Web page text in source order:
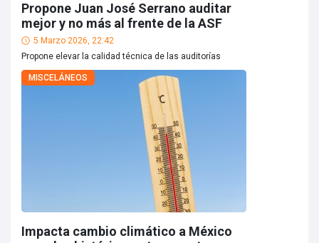
Propone Juan José Serrano auditar
mejor y no más al frente de la ASF
5 Marzo 2026, 22:42
Propone elevar la calidad técnica de las auditorías
MISCELÁNEOS
Impacta cambio climático a México